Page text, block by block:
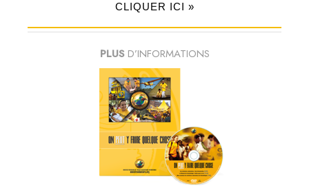
CLIQUER ICI »
PLUS D’INFORMATIONS